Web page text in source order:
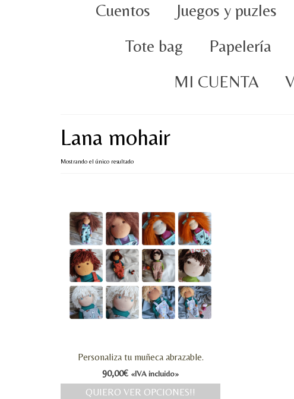
Cuentos Juegos y puzles
Tote bag
Papelería
MI CUENTA
Lana mohair
Mostrando el único resultado
Personaliza tu muñeca abrazable.
90,00€ «IVA incluido»
QUIERO VER OPCIONES!!